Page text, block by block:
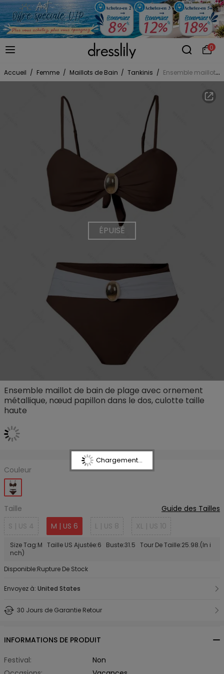
0
Accueil / Femme / Maillots de Bain / Tankinis / Ensemble maillot de bain de plage avec ornement métallique, nœud papillon dans le dos, culotte taille haute
ÉPUISÉ
Ensemble maillot de bain de plage avec ornement
métallique, nœud papillon dans le dos, culotte taille
haute
Couleur
Taille
Guide des Tailles
S | US 4
M | US 6 L | US 8 XL | US 10
Size Tag:M Taille US Ajustée:6 Buste:31.5 Tour De Taille:25.98.(In i
nch)
Disponible:Rupture De Stock
Envoyez à: United States
30 Jours de Garantie Retour
INFORMATIONS DE PRODUIT
Festival:
Non
Chargement...